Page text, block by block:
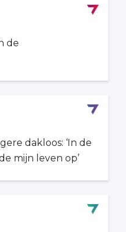
de
dakloos: ‘In de
mijn leven op’